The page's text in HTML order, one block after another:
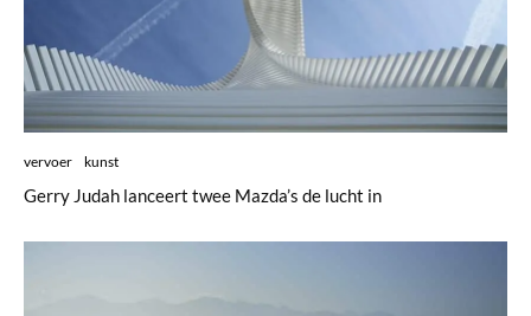
vervoer kunst
Gerry Judah lanceert twee Mazda’s de lucht in